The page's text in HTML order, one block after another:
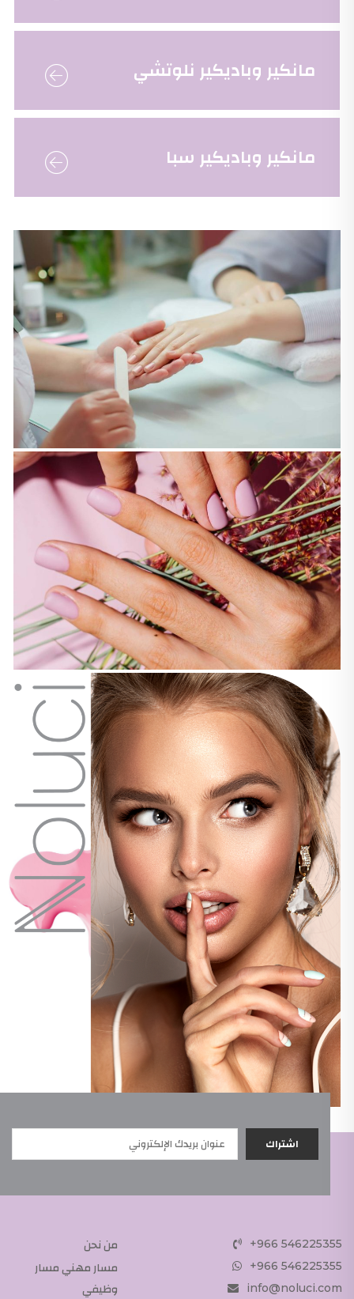
مانكير وباديكير نلوتشي
مانكير وباديكير سبا
من نحن
مسار مهني مسار
وظيفي
+966 546225355
+966 546225355
info@noluci.com